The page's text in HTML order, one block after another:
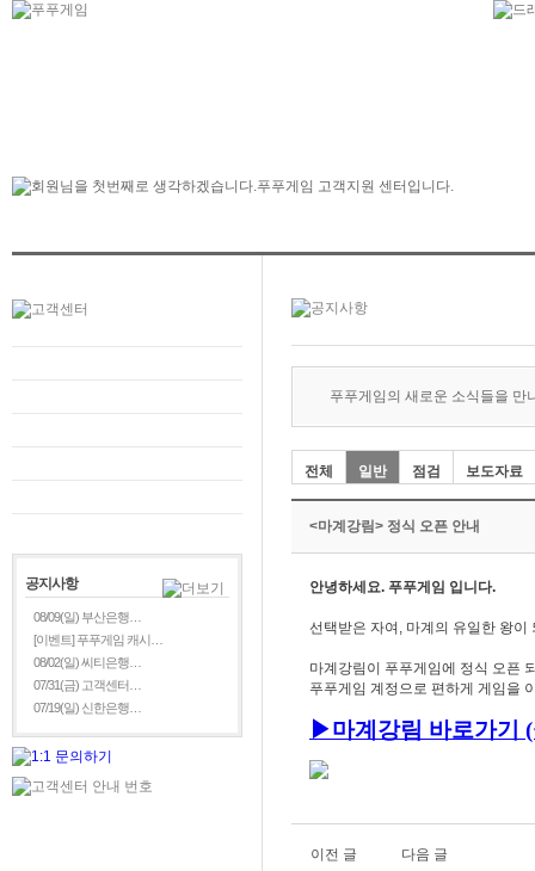
공지사항
08/09(일) 부산은행…
[이벤트] 푸푸게임 캐시…
08/02(일) 씨티은행…
07/31(금) 고객센터…
07/19(일) 신한은행…
푸푸게임의 새로운 소식들을 만
전체 일반 점검 보도자료
<마계강림> 정식 오픈 안내
안녕하세요. 푸푸게임 입니다.
선택받은 자여, 마계의 유일한 왕이
마계강림이 푸푸게임에 정식 오픈
푸푸게임 계정으로 편하게 게임을
▶마계강림 바로가기
이전 글 다음 글